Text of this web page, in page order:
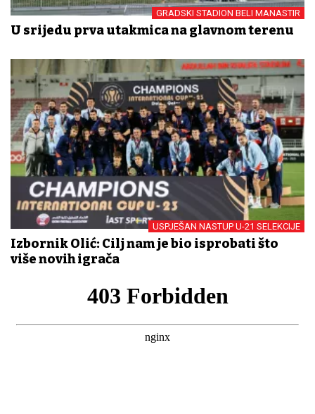
GRADSKI STADION BELI MANASTIR
U srijedu prva utakmica na glavnom terenu
USPJEŠAN NASTUP U-21 SELEKCIJE
Izbornik Olić: Cilj nam je bio isprobati što
više novih igrača